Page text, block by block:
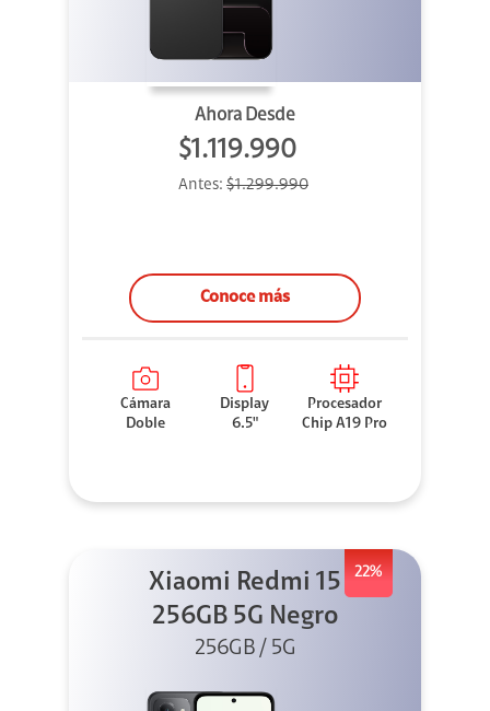
Ahora Desde
$1.119.990
Antes: $1.299.990
Conoce más
Cámara
Doble
Display
6.5"
Procesador
Chip A19 Pro
22%
Xiaomi Redmi 15
256GB 5G Negro
256GB / 5G